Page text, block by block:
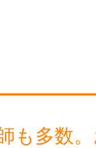
も多数。